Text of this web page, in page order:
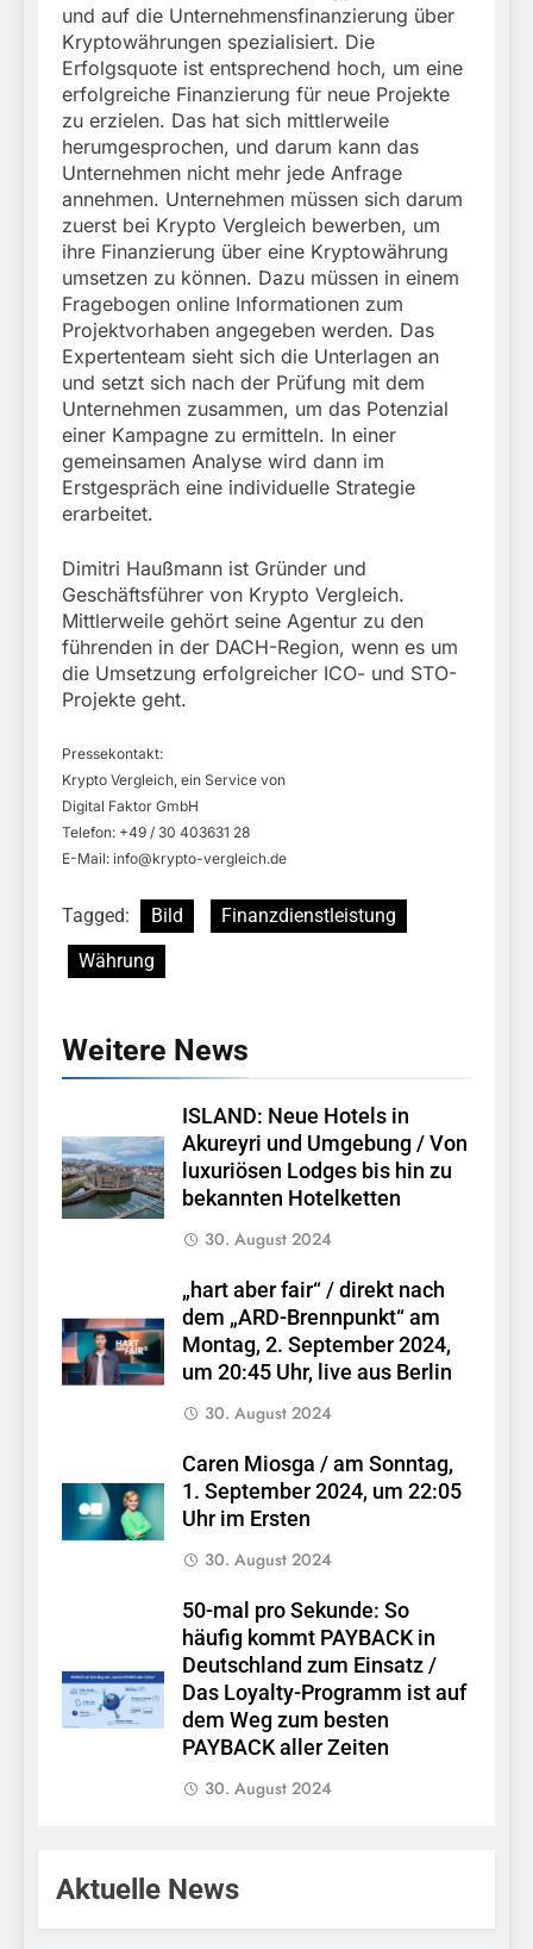
und auf die Unternehmensfinanzierung über
Kryptowährungen spezialisiert. Die
Erfolgsquote ist entsprechend hoch, um eine
erfolgreiche Finanzierung für neue Projekte
zu erzielen. Das hat sich mittlerweile
herumgesprochen, und darum kann das
Unternehmen nicht mehr jede Anfrage
annehmen. Unternehmen müssen sich darum
zuerst bei Krypto Vergleich bewerben, um
ihre Finanzierung über eine Kryptowährung
umsetzen zu können. Dazu müssen in einem
Fragebogen online Informationen zum
Projektvorhaben angegeben werden. Das
Expertenteam sieht sich die Unterlagen an
und setzt sich nach der Prüfung mit dem
Unternehmen zusammen, um das Potenzial
einer Kampagne zu ermitteln. In einer
gemeinsamen Analyse wird dann im
Erstgespräch eine individuelle Strategie
erarbeitet.
Dimitri Haußmann ist Gründer und
Geschäftsführer von Krypto Vergleich.
Mittlerweile gehört seine Agentur zu den
führenden in der DACH-Region, wenn es um
die Umsetzung erfolgreicher ICO- und STO-
Projekte geht.
Pressekontakt:
Krypto Vergleich, ein Service von
Digital Faktor GmbH
Telefon: +49 / 30 403631 28
E-Mail: info@krypto-vergleich.de
Tagged: Bild
Finanzdienstleistung
Währung
Weitere News
ISLAND: Neue Hotels in
Akureyri und Umgebung / Von
luxuriösen Lodges bis hin zu
bekannten Hotelketten
30. August 2024
„hart aber fair“ / direkt nach
dem „ARD-Brennpunkt“ am
Montag, 2. September 2024,
um 20:45 Uhr, live aus Berlin
30. August 2024
Caren Miosga / am Sonntag,
1. September 2024, um 22:05
Uhr im Ersten
30. August 2024
50-mal pro Sekunde: So
häufig kommt PAYBACK in
Deutschland zum Einsatz /
Das Loyalty-Programm ist auf
dem Weg zum besten
PAYBACK aller Zeiten
30. August 2024
Aktuelle News